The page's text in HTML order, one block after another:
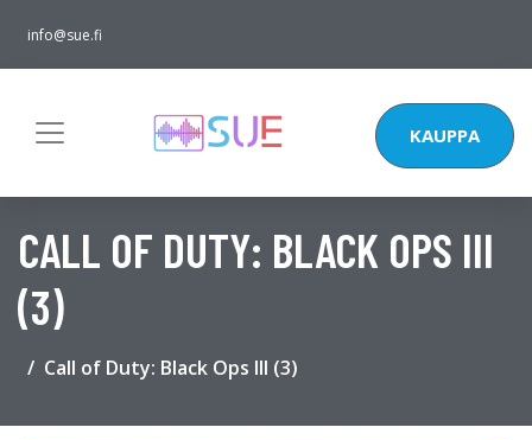
info@sue.fi
KAUPPA
CALL OF DUTY: BLACK OPS III
(3)
Call of Duty: Black Ops III (3)